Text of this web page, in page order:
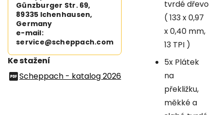
Günzburger Str. 69,
89335 Ichenhausen,
Germany
e-mail:
service@scheppach.com
Ke stažení
Scheppach - katalog 2026
tvrdé dřevo
( 133 x 0,97
x 0,40 mm,
13 TPI )
5x Plátek
na
překližku,
měkké a